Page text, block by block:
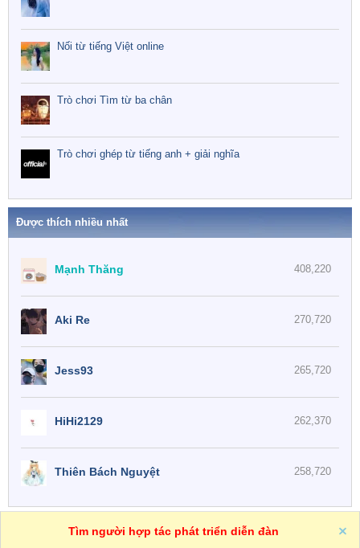
Nối từ tiếng Việt online
Trò chơi Tìm từ ba chân
Trò chơi ghép từ tiếng anh + giải nghĩa
Được thích nhiều nhất
408,220
Mạnh Thăng
270,720
Aki Re
265,720
Jess93
262,370
HiHi2129
258,720
Thiên Bách Nguyệt
VN
R
Tìm người hợp tác phát triển diễn đàn